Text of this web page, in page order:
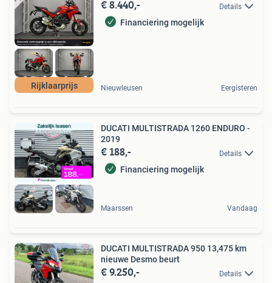
Rijklaarprijs
€ 8.440,- Details
Financiering mogelijk
Nieuwleusen Eergisteren
DUCATI MULTISTRADA 1260 ENDURO -
2019
€ 188,- Details
Financiering mogelijk
Maarssen Vandaag
DUCATI MULTISTRADA 950 13,475 km
nieuwe Desmo beurt
€ 9.250,- Details